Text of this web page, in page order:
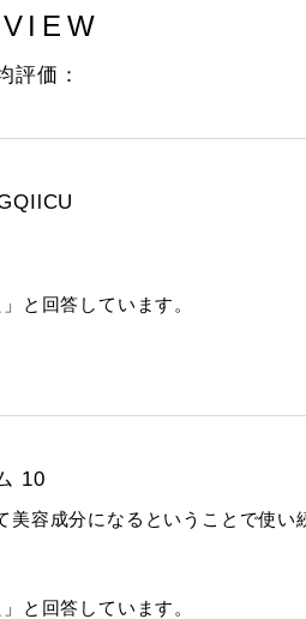
評価：
と回答しています。
10
美容成分になるということで使い
と回答しています。